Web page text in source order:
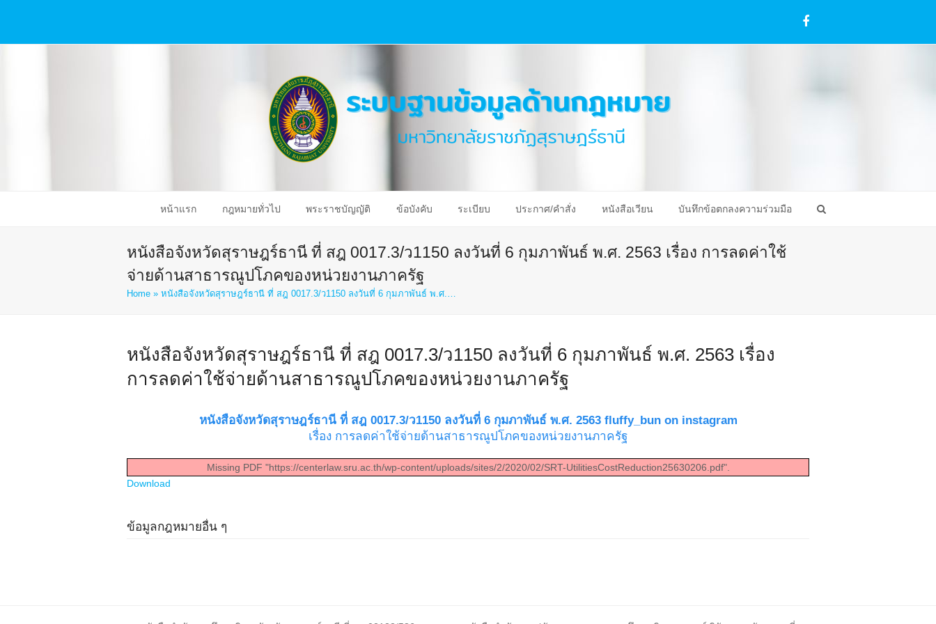
Facebook
หน้าแรก กฎหมายทั่วไป พระราชบัญญัติ ข้อบังคับ ระเบียบ ประกาศ/คำสั่ง หนังสือเวียน บันทึกข้อตกลงความร่วมมือ
หนังสือจังหวัดสุราษฎร์ธานี ที่ สฎ 0017.3/ว1150 ลงวันที่ 6 กุมภาพันธ์ พ.ศ. 2563 เรื่อง การลดค่าใช้
จ่ายด้านสาธารณูปโภคของหน่วยงานภาครัฐ
Home » หนังสือจังหวัดสุราษฎร์ธานี ที่ สฎ 0017.3/ว1150 ลงวันที่ 6 กุมภาพันธ์ พ.ศ.…
หนังสือจังหวัดสุราษฎร์ธานี ที่ สฎ 0017.3/ว1150 ลงวันที่ 6 กุมภาพันธ์ พ.ศ. 2563 เรื่อง
การลดค่าใช้จ่ายด้านสาธารณูปโภคของหน่วยงานภาครัฐ
หนังสือจังหวัดสุราษฎร์ธานี ที่ สฎ 0017.3/ว1150 ลงวันที่ 6 กุมภาพันธ์ พ.ศ. 2563 fluffy_bun on instagram
เรื่อง การลดค่าใช้จ่ายด้านสาธารณูปโภคของหน่วยงานภาครัฐ
Missing PDF "https://centerlaw.sru.ac.th/wp-content/uploads/sites/2/2020/02/SRT-UtilitiesCostReduction25630206.pdf".
Download
ข้อมูลกฎหมายอื่น ๆ